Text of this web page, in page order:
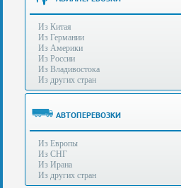
(495)
788-
Бесплатные
консультации
(Без
выходных
8:00
+7 (925) 104-
15-94
e-mail:info@s-standard.ru
Из Китая
Из Германии
Из Америки
Из России
Из Владивостока
Из других стран
АВТОПЕРЕВОЗКИ
Из Европы
Из СНГ
Из Ирана
Из других стран